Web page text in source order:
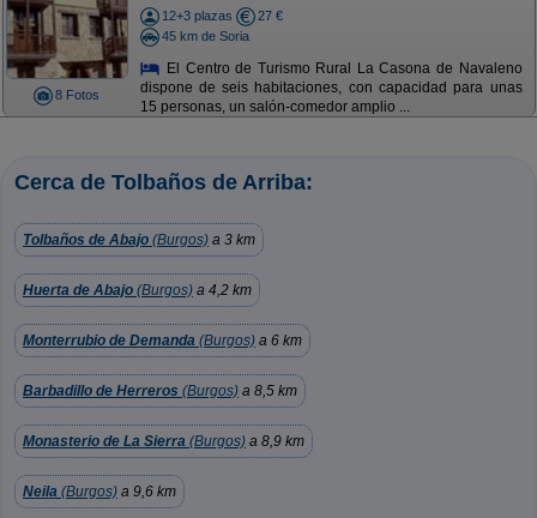
8 Fotos
12+3 plazas
27 €
45 km de Soria
El Centro de Turismo Rural La Casona de Navaleno
dispone de seis habitaciones, con capacidad para unas
15 personas, un salón-comedor amplio ...
Cerca de Tolbaños de Arriba:
Tolbaños de Abajo (Burgos) a 3 km
Huerta de Abajo (Burgos) a 4,2 km
Monterrubio de Demanda (Burgos) a 6 km
Barbadillo de Herreros (Burgos) a 8,5 km
Monasterio de La Sierra (Burgos) a 8,9 km
Neila (Burgos) a 9,6 km